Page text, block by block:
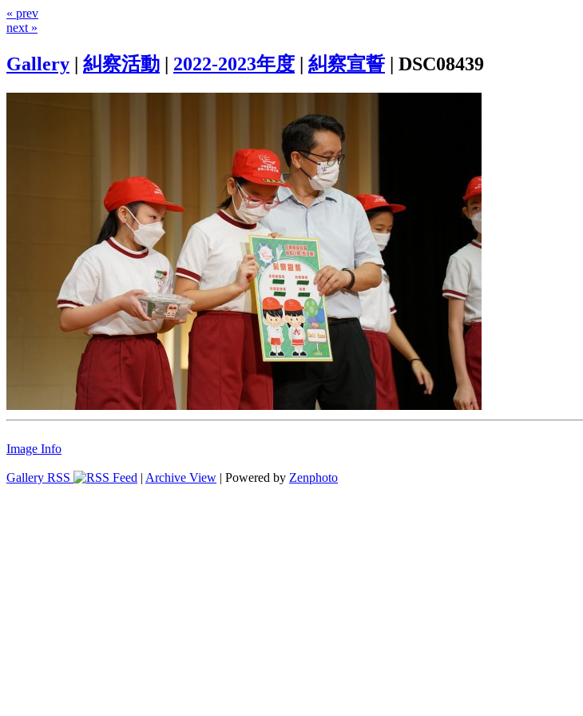
« prev
next »
Gallery | 糾察活動 | 2022-2023年度 | 糾察宣誓 | DSC08439
Image Info
Gallery RSS | Archive View | Powered by Zenphoto